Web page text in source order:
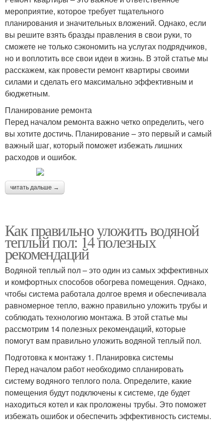
мероприятие, которое требует тщательного
планирования и значительных вложений. Однако, если
вы решите взять бразды правления в свои руки, то
сможете не только сэкономить на услугах подрядчиков,
но и воплотить все свои идеи в жизнь. В этой статье мы
расскажем, как провести ремонт квартиры своими
силами и сделать его максимально эффективным и
бюджетным.
Планирование ремонта
Перед началом ремонта важно четко определить, чего
вы хотите достичь. Планирование – это первый и самый
важный шаг, который поможет избежать лишних
расходов и ошибок.
читать дальше →
Как правильно уложить водяной
теплый пол: 14 полезных
рекомендаций
Водяной теплый пол – это один из самых эффективных
и комфортных способов обогрева помещения. Однако,
чтобы система работала долгое время и обеспечивала
равномерное тепло, важно правильно уложить трубы и
соблюдать технологию монтажа. В этой статье мы
рассмотрим 14 полезных рекомендаций, которые
помогут вам правильно уложить водяной теплый пол.
Подготовка к монтажу 1. Планировка системы
Перед началом работ необходимо спланировать
систему водяного теплого пола. Определите, какие
помещения будут подключены к системе, где будет
находиться котел и как проложены трубы. Это поможет
избежать ошибок и обеспечить эффективность системы.